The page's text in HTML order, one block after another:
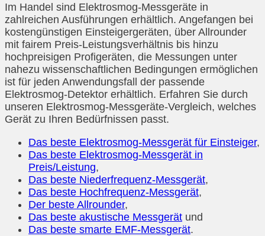
Im Handel sind Elektrosmog-Messgeräte in
zahlreichen Ausführungen erhältlich. Angefangen bei
kostengünstigen Einsteigergeräten, über Allrounder
mit fairem Preis-Leistungsverhältnis bis hinzu
hochpreisigen Profigeräten, die Messungen unter
nahezu wissenschaftlichen Bedingungen ermöglichen
ist für jeden Anwendungsfall der passende
Elektrosmog-Detektor erhältlich. Erfahren Sie durch
unseren Elektrosmog-Messgeräte-Vergleich, welches
Gerät zu Ihren Bedürfnissen passt.
Das beste Elektrosmog-Messgerät für Einsteiger,
Das beste Elektrosmog-Messgerät in
Preis/Leistung,
Das beste Niederfrequenz-Messgerät,
Das beste Hochfrequenz-Messgerät,
Der beste Allrounder,
Das beste akustische Messgerät und
Das beste smarte EMF-Messgerät.